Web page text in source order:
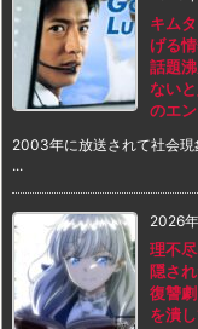
キム
げる
話題
ない
のエ
2003年に放送されて社会
...
2026
理不
隠さ
復讐
を潰